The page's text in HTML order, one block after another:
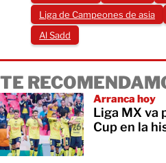
Liga de Campeones de asia
Al Sadd
TE
Arranca hoy
Liga MX va
Cup en la